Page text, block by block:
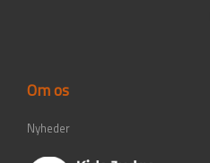
Om os
Nyheder